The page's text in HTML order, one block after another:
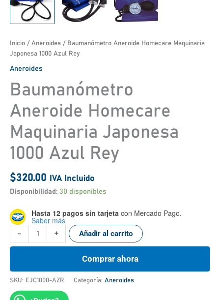
Inicio / Aneroides / Baumanómetro Aneroide Homecare Maquinaria
Japonesa 1000 Azul Rey
Aneroides
Baumanómetro
Aneroide Homecare
Maquinaria Japonesa
1000 Azul Rey
$320.00 IVA Incluido
Disponibilidad: 30 disponibles
Hasta 12 pagos sin tarjeta con Mercado Pago.
Saber más
- + Añadir al carrito
Comprar ahora
SKU: EJC1000-AZR Categoría: Aneroides